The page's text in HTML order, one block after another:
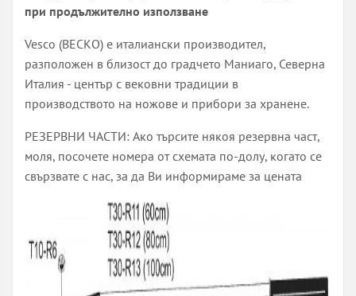
при продължително използване
Vesco (ВЕСКО) е италиански производител,
разположен в близост до градчето Маниаго, Северна
Италия - център с вековни традиции в
производството на ножове и прибори за хранене.
РЕЗЕРВНИ ЧАСТИ: Ако търсите някоя резервна част,
моля, посочете номера от схемата по-долу, когато се
свързвате с нас, за да Ви информираме за цената